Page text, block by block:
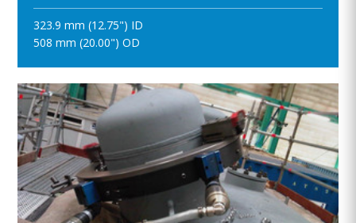
323.9 mm (12.75") ID
508 mm (20.00") OD
AÑADIR A LA CESTA